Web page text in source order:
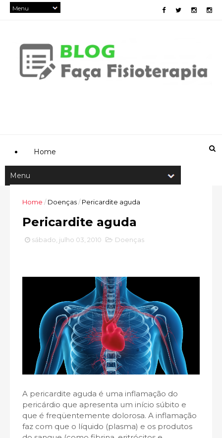
Home
Home / Doenças/ Pericardite aguda
Pericardite aguda
sábado, julho 03, 2010 Doenças
A pericardite aguda é uma inflamação do
pericárdio que apresenta um início súbito e
que é freqüentemente dolorosa. A inflamação
faz com que o líquido (plasma) e os produtos